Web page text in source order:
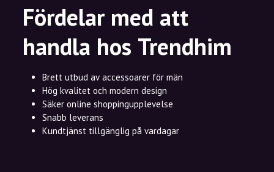
Fördelar med att
handla hos Trendhim
Brett utbud av accessoarer för män
Hög kvalitet och modern design
Säker online shoppingupplevelse
Snabb leverans
Kundtjänst tillgänglig på vardagar